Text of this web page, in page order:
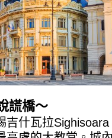
謊橋～
吉什瓦拉